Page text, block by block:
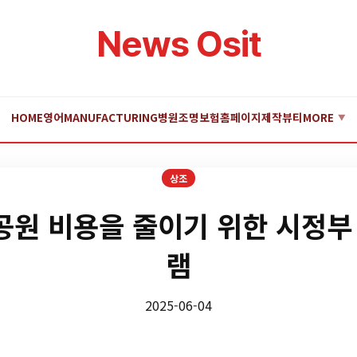
News Osit
HOME영어MANUFACTURING병원조명보험홈페이지제작뷰티MORE ▼
상조
원 비용을 줄이기 위한 시정
램
2025-06-04